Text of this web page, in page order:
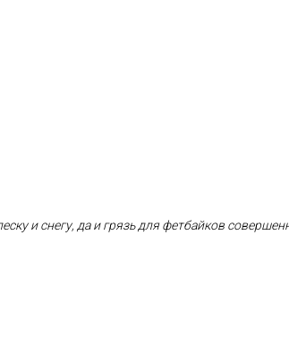
и снегу, да и грязь для фетбайков